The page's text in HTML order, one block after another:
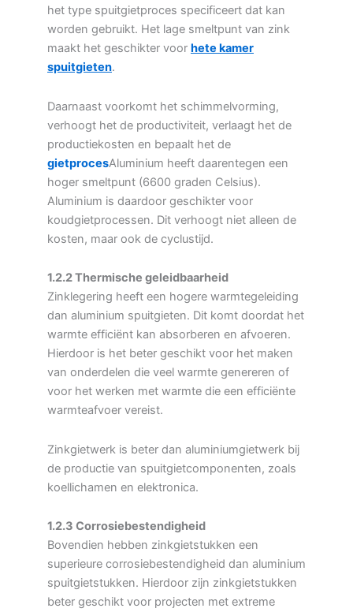
het type spuitgietproces specificeert dat kan
worden gebruikt. Het lage smeltpunt van zink
maakt het geschikter voor hete kamer
spuitgieten.
Daarnaast voorkomt het schimmelvorming,
verhoogt het de productiviteit, verlaagt het de
productiekosten en bepaalt het de
gietprocesAluminium heeft daarentegen een
hoger smeltpunt (6600 graden Celsius).
Aluminium is daardoor geschikter voor
koudgietprocessen. Dit verhoogt niet alleen de
kosten, maar ook de cyclustijd.
1.2.2 Thermische geleidbaarheid
Zinklegering heeft een hogere warmtegeleiding
dan aluminium spuitgieten. Dit komt doordat het
warmte efficiënt kan absorberen en afvoeren.
Hierdoor is het beter geschikt voor het maken
van onderdelen die veel warmte genereren of
voor het werken met warmte die een efficiënte
warmteafvoer vereist.
Zinkgietwerk is beter dan aluminiumgietwerk bij
de productie van spuitgietcomponenten, zoals
koellichamen en elektronica.
1.2.3 Corrosiebestendigheid
Bovendien hebben zinkgietstukken een
superieure corrosiebestendigheid dan aluminium
spuitgietstukken. Hierdoor zijn zinkgietstukken
beter geschikt voor projecten met extreme